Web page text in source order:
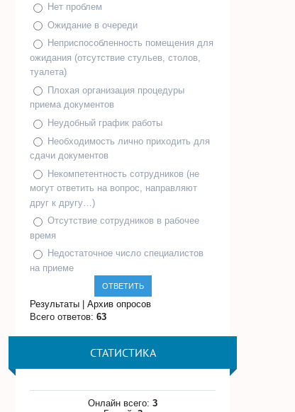
Нет проблем
Ожидание в очереди
Неприспособленность помещения для
ожидания (отсутствие стульев, столов,
туалета)
Плохая организация процедуры
приема документов
Неудобный график работы
Необходимость лично приходить для
сдачи документов
Некомпетентность сотрудников (не
могут ответить на вопрос, направляют
друг к другу…)
Отсутствие сотрудников в рабочее
время
Недостаточное число специалистов
на приеме
Результаты |Архив опросов
Всего ответов:63
СТАТИСТИКА
Онлайн всего:3